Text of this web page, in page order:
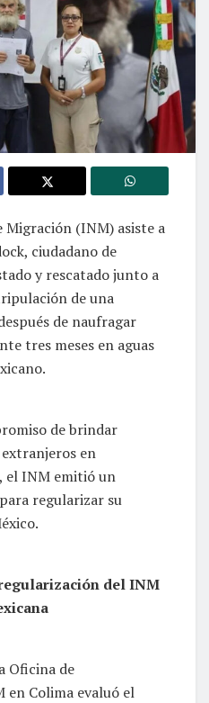
(INM) asiste a
ciudadano de
y rescatado junto a
de una
de naufragar
tres meses en aguas
de brindar
en
el INM emitió un
regularizar su
del INM
Oficina de
en Colima evaluó el